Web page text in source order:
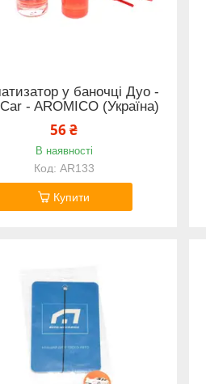
у баночці Дуо -
- AROMICO (Україна)
56 ₴
В наявності
AR133
Купити